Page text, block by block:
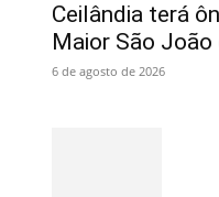
Ceilândia terá
Maior São João
6 de agosto de 2026